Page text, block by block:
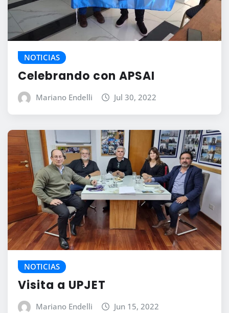
NOTICIAS
Celebrando con APSAI
Mariano Endelli Jul 30, 2022
NOTICIAS
Visita a UPJET
Mariano Endelli Jun 15, 2022